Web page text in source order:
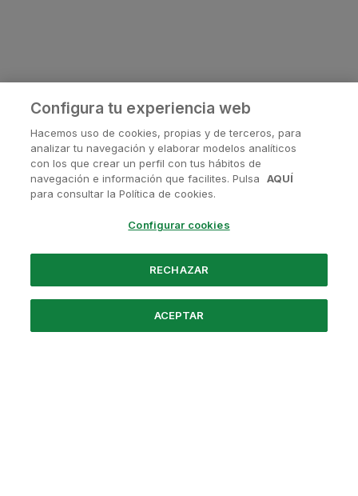
¿Tienes alguna pregunta?
Contactanos en
Powered by Santander
Configura tu experiencia web
Hacemos uso de cookies, propias y de terceros, para
analizar tu navegación y elaborar modelos analíticos
con los que crear un perfil con tus hábitos de
navegación e información que facilites. Pulsa
AQUÍ
para consultar la Política de cookies.
Configurar cookies
RECHAZAR
ACEPTAR